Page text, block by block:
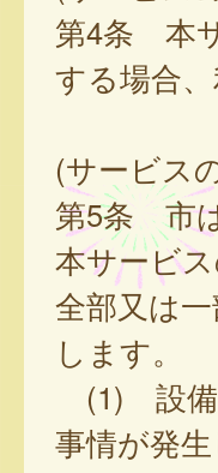
第4条 本
する場合
(サービス
第5条 市
本サービ
全部又は
します。
(1) 設備
事情が発